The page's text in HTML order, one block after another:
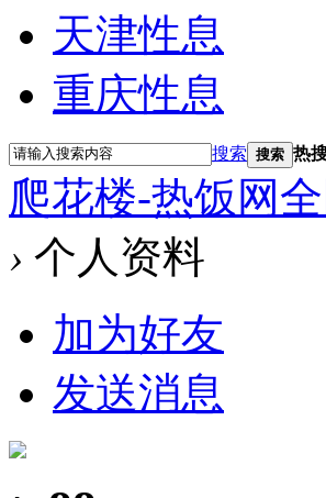
天津性息
重庆性息
搜索 搜索 热
爬花楼-热饭网
› 个人资料
加为好友
发送消息